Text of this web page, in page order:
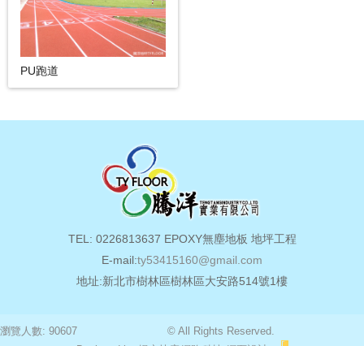
PU跑道
TEL: 0226813637 EPOXY無塵地板 地坪工程
E-mail:ty53415160@gmail.com
地址:新北市樹林區樹林區大安路514號1樓
瀏覽人數: 90607
© All Rights Reserved.